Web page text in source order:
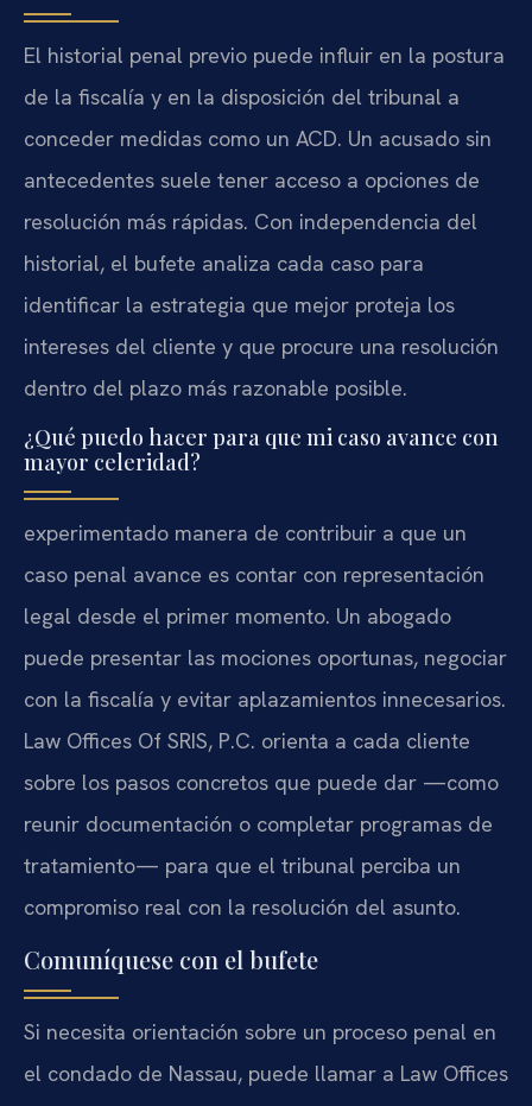
El historial penal previo puede influir en la postura
de la fiscalía y en la disposición del tribunal a
conceder medidas como un ACD. Un acusado sin
antecedentes suele tener acceso a opciones de
resolución más rápidas. Con independencia del
historial, el bufete analiza cada caso para
identificar la estrategia que mejor proteja los
intereses del cliente y que procure una resolución
dentro del plazo más razonable posible.
¿Qué puedo hacer para que mi caso avance con
mayor celeridad?
experimentado manera de contribuir a que un
caso penal avance es contar con representación
legal desde el primer momento. Un abogado
puede presentar las mociones oportunas, negociar
con la fiscalía y evitar aplazamientos innecesarios.
Law Offices Of SRIS, P.C. orienta a cada cliente
sobre los pasos concretos que puede dar —como
reunir documentación o completar programas de
tratamiento— para que el tribunal perciba un
compromiso real con la resolución del asunto.
Comuníquese con el bufete
Si necesita orientación sobre un proceso penal en
el condado de Nassau, puede llamar a Law Offices